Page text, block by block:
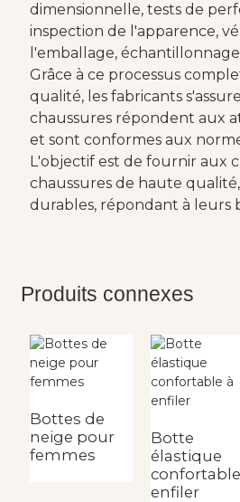
dimensionnelle, tests de
inspection de l'apparence,
l'emballage,
Grâce à ce processus
qualité, les fabricants
chaussures répondent aux
et sont conformes aux
L'objectif est de fournir aux
chaussures de haute
durables, répondant à leurs
Produits connexes
Bottes de
neige pour
femmes
Botte
élastique
enfiler